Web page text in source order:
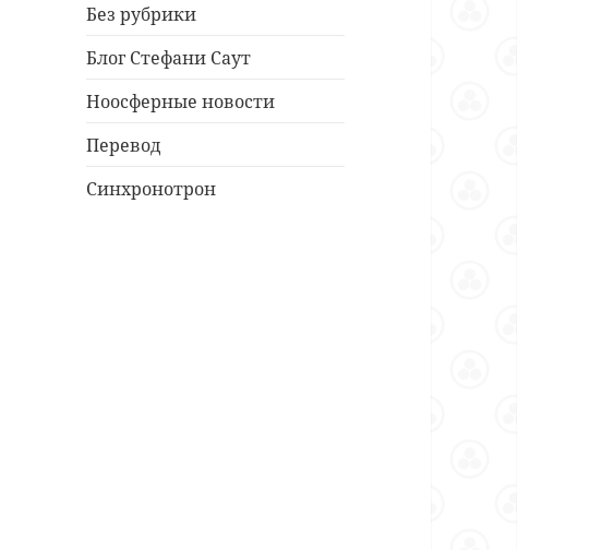
Без рубрики
Блог Стефани Саут
Ноосферные новости
Перевод
Синхронотрон